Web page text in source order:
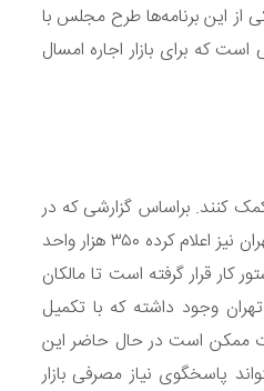
از این برنامه‌ها طرح مجلس با
که برای بازار اجاره امسال
کمک کنند. براساس گزارشی که در
شورای عالی مسکن ارائه شده است در شهر تهران تعداد زیادی واحد خالی وجود دارد. شهردار تهران نیز اعلام کرده ۳۵۰ هزار واحد
کار قرار گرفته است تا مالکان
۵۰۰ هزار خانه خالی در استان تهران وجود داشته که با تکمیل
ممکن است در حال حاضر این
پاسخگوی نیاز مصرفی بازار